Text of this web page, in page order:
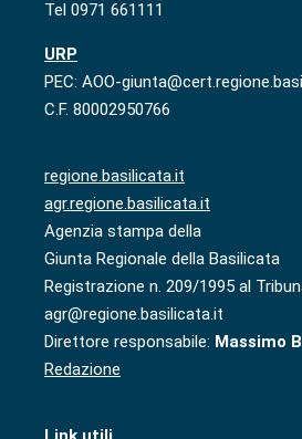
Tel 0971 661111
URP
PEC: AOO-
C.F. 80002950766
regione.basilicata.it
agr.regione.basilicata.it
Agenzia stampa della
Giunta Regionale della Basilicata
Registrazione n. 209/1995 al
agr@regione.basilicata.it
Direttore responsabile: Massimo
Redazione